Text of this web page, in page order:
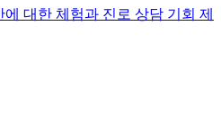
대한 체험과 진로 상담 기회 제